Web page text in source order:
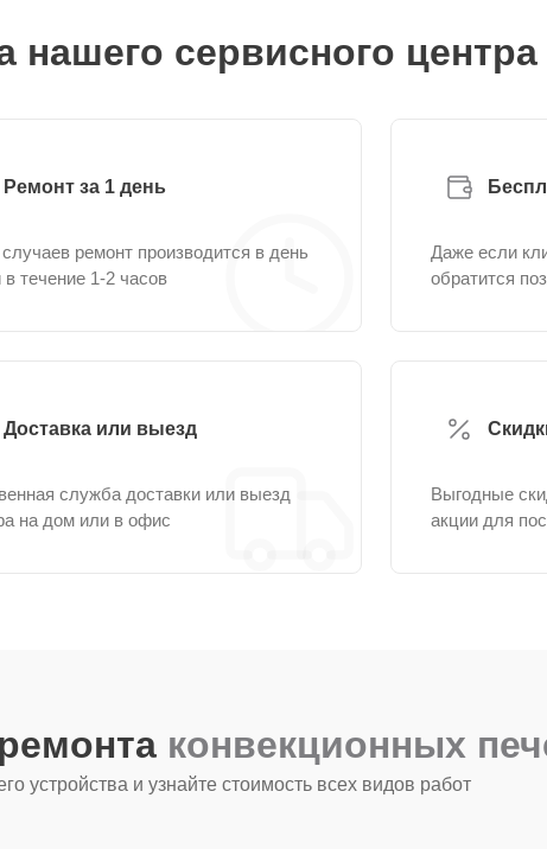
нашего сервисного центра
Ремонт за 1 день
ремонт производится в день
в течение 1-2 часов
Даже если
обратится
Доставка или выезд
служба доставки или выезд
на дом или в офис
Выгодные
акции для
конвекционных
устройства и узнайте стоимость всех видов работ